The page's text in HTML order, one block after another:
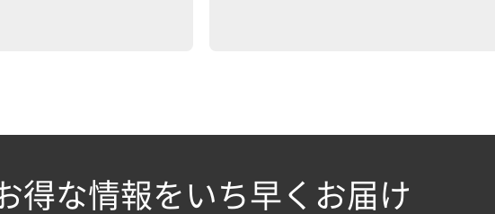
得な情報をいち早くお届け